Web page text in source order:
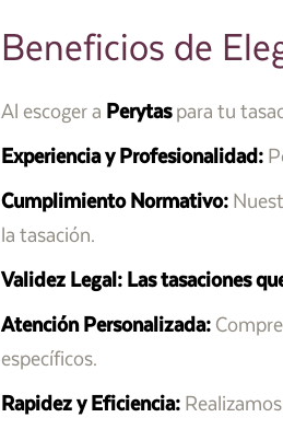
Beneficios de
Al escoger a Perytaspara tu
Experiencia y Profesionalidad:
Cumplimiento Normativo:
la tasación.
Validez Legal: Las tasaciones
Atención Personalizada:
específicos.
Rapidez y Eficiencia: